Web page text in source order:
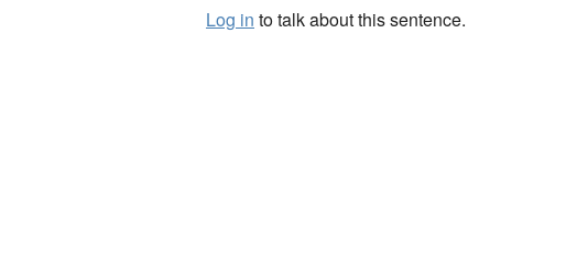
Log in to talk about this sentence.